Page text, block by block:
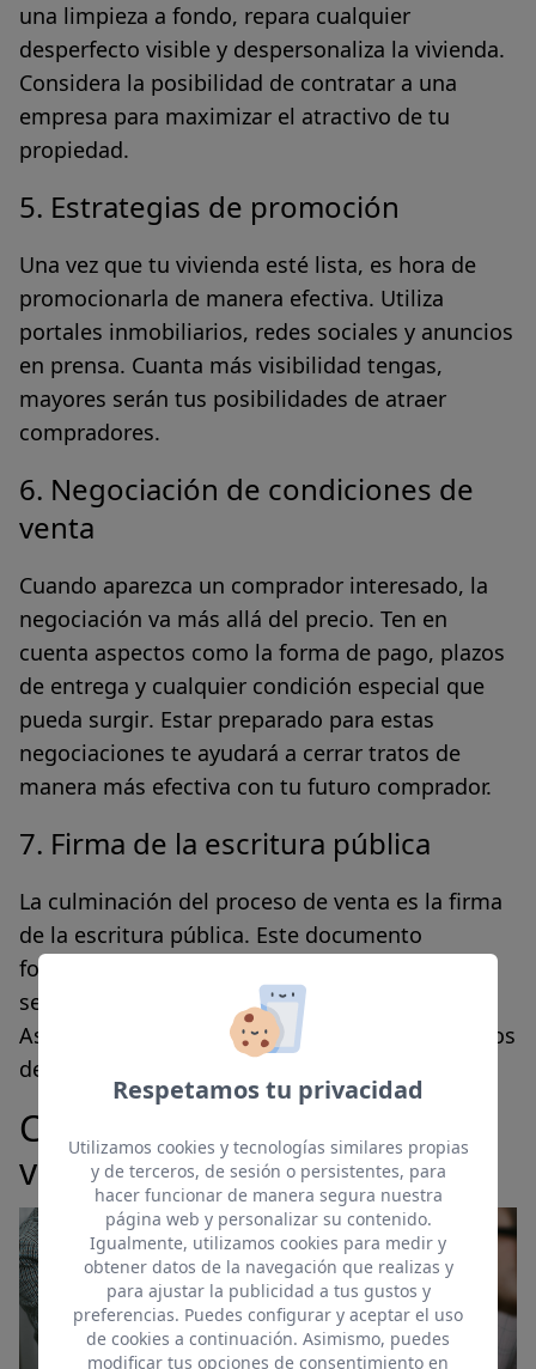
Respetamos tu privacidad
Utilizamos cookies y tecnologías similares propias
y de terceros, de sesión o persistentes, para
hacer funcionar de manera segura nuestra
página web y personalizar su contenido.
Igualmente, utilizamos cookies para medir y
obtener datos de la navegación que realizas y
para ajustar la publicidad a tus gustos y
preferencias. Puedes configurar y aceptar el uso
de cookies a continuación. Asimismo, puedes
modificar tus opciones de consentimiento en
una limpieza a fondo, repara cualquier
desperfecto visible y despersonaliza la vivienda.
Considera la posibilidad de contratar a una
empresa para maximizar el atractivo de tu
propiedad.
5. Estrategias de promoción
Una vez que tu vivienda esté lista, es hora de
promocionarla de manera efectiva. Utiliza
portales inmobiliarios, redes sociales y anuncios
en prensa. Cuanta más visibilidad tengas,
mayores serán tus posibilidades de atraer
compradores.
6. Negociación de condiciones de
venta
Cuando aparezca un comprador interesado, la
negociación va más allá del precio. Ten en
cuenta aspectos como la forma de pago, plazos
de entrega y cualquier condición especial que
pueda surgir. Estar preparado para estas
negociaciones te ayudará a cerrar tratos de
manera más efectiva con tu futuro comprador.
7. Firma de la escritura pública
La culminación del proceso de venta es la firma
de la escritura pública. Este documento
formaliza la compraventa de la vivienda y debe
ser firmado por ambas partes ante notario.
Asegúrate de leerlo bien y comprender todos los
detalles antes de este paso crucial.
Cómo promocionar tu
vivienda